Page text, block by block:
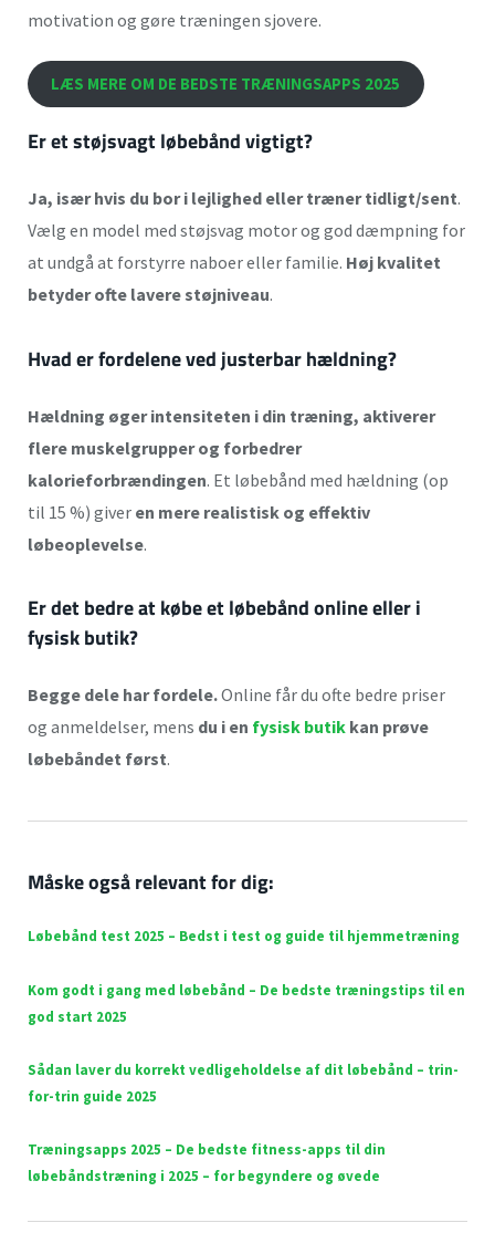
motivation og gøre træningen sjovere.
LÆS MERE OM DE BEDSTE TRÆNINGSAPPS 2025
Er et støjsvagt løbebånd vigtigt?
Ja, især hvis du bor i lejlighed eller træner tidligt/sent.
Vælg en model med støjsvag motor og god dæmpning for
at undgå at forstyrre naboer eller familie. Høj kvalitet
betyder ofte lavere støjniveau.
Hvad er fordelene ved justerbar hældning?
Hældning øger intensiteten i din træning, aktiverer
flere muskelgrupper og forbedrer
kalorieforbrændingen. Et løbebånd med hældning (op
til 15 %) giver en mere realistisk og effektiv
løbeoplevelse.
Er det bedre at købe et løbebånd online eller i
fysisk butik?
Begge dele har fordele.Online får du ofte bedre priser
og anmeldelser, mens du i en fysisk butik kan prøve
løbebåndet først.
Måske også relevant for dig:
Løbebånd test 2025 – Bedst i test og guide til hjemmetræning
Kom godt i gang med løbebånd – De bedste træningstips til en
god start 2025
Sådan laver du korrekt vedligeholdelse af dit løbebånd – trin-
for-trin guide 2025
Træningsapps 2025 – De bedste fitness-apps til din
løbebåndstræning i 2025 – for begyndere og øvede